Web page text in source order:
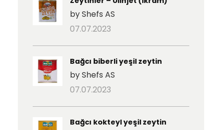
by Shefs AS
07.07.2023
Bağcı biberli yeşil zeytin
by Shefs AS
07.07.2023
Bağcı kokteyl yeşil zeytin